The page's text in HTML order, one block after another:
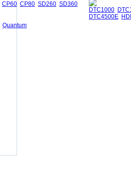
CP60 CP80 SD260 SD360
Quantum
DTC1000
DTC4500E